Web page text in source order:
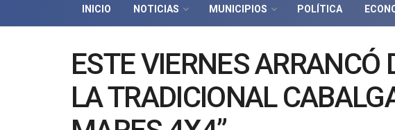
INICIO NOTICIAS MUNICIPIOS POLÍTICA
ESTE VIERNES ARRANCÓ
LA TRADICIONAL